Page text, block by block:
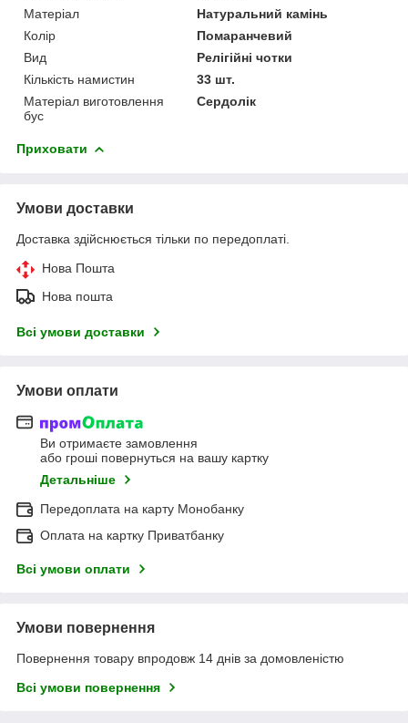
Матеріал
Натуральний камінь
Колір
Помаранчевий
Вид
Релігійні чотки
Кількість намистин
33 шт.
Матеріал виготовлення
бус
Сердолік
Приховати
Умови доставки
Доставка здійснюється тільки по передоплаті.
Нова Пошта
Нова пошта
Всі умови доставки
Умови оплати
Ви отримаєте замовлення
або гроші повернуться на вашу картку
Детальніше
Передоплата на карту Монобанку
Оплата на картку Приватбанку
Всі умови оплати
Умови повернення
Повернення товару впродовж 14 днів за домовленістю
Всі умови повернення